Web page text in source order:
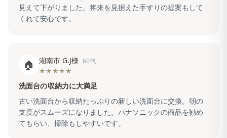
見えて下がりました。将来を見据えた手すりの提案もして
くれて安心です。
🏠 湖南市 G.J様 60代
★★★★★
洗面台の収納力に大満足
古い洗面台から収納たっぷりの新しい洗面台に交換。朝の
支度がスムーズになりました。パナソニックの商品を勧め
てもらい、掃除もしやすいです。